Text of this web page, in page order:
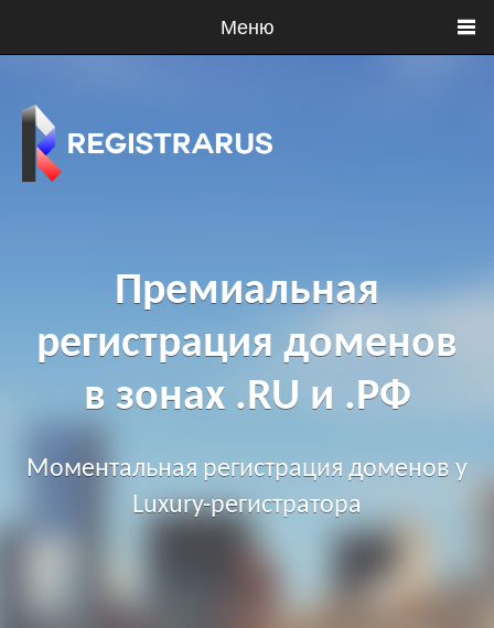
Меню
Премиальная
регистрация доменов
в зонах .RU и .РФ
Моментальная регистрация доменов у
Luxury-регистратора